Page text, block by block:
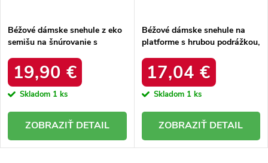
Béžové dámske snehule z eko
semišu na šnúrovanie s
produktu C3016 BEIGE
19,90 €
Skladom 1 ks
DETAIL
Béžové dámske snehule na
platforme s hrubou podrážkou,
925 KHAKI
17,04 €
Skladom 1 ks
DETAIL